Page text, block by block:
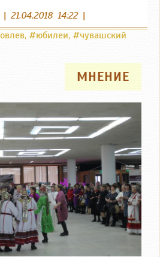
| 21.04.2018 14:22|
, #юбилеи, #чувашский
МНЕНИЕ